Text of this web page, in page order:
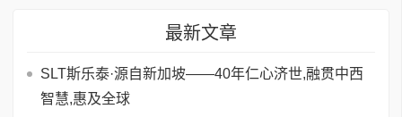
最新文章
SLT斯乐泰·源自新加坡——40年仁心济世,融贯中西
智慧,惠及全球